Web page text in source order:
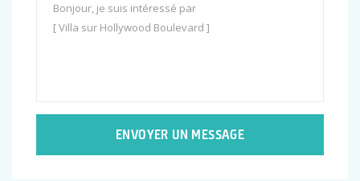
ENVOYER UN MESSAGE